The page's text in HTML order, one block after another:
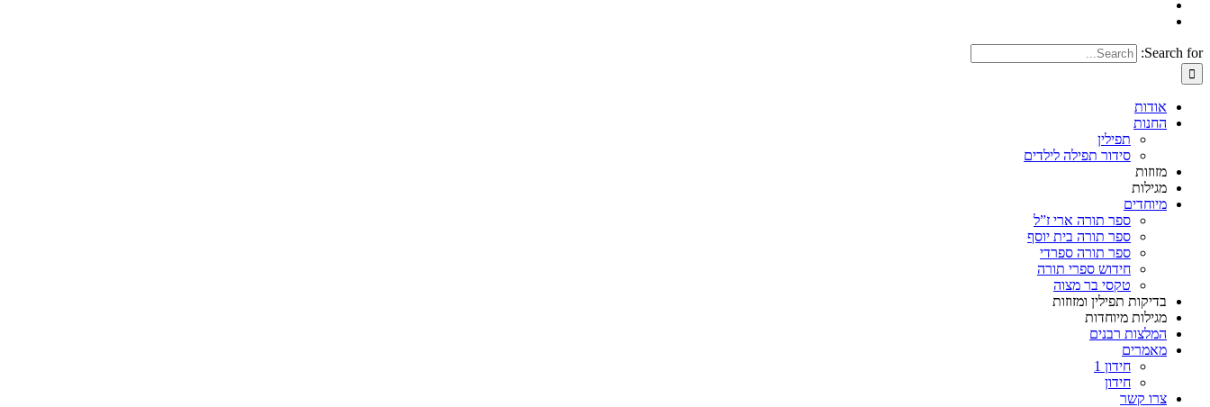
Search for:
אודות
החנות
תפילין
סידור תפילה לילדים
מזוזות
מגילות
מיוחדים
ספר תורה ארי ז”ל
ספר תורה בית יוסף
ספר תורה ספרדי
חידוש ספרי תורה
טקסי בר מצוה
בדיקות תפילין ומזוזות
מגילות מיוחדות
המלצות רבנים
מאמרים
חידון 1
חידון
צרו קשר